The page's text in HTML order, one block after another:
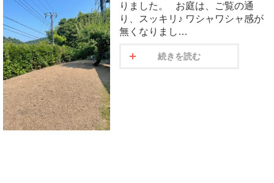
りました。 お庭は、ご覧の通
り、スッキリ♪ ワシャワシャ感が
無くなりまし…
続きを読む